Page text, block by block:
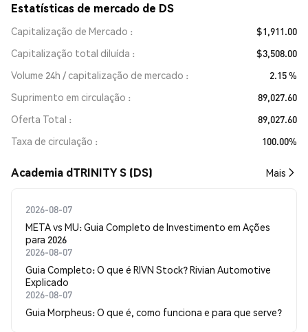
Estatísticas de mercado de DS
Capitalização de Mercado
$1,911.00
Capitalização total diluída
$3,508.00
Volume 24h / capitalização de mercado
2.15 %
Suprimento em circulação
89,027.60
Oferta Total
89,027.60
Taxa de circulação
100.00%
Academia dTRINITY S (DS) Mais
2026-08-07
META vs MU: Guia Completo de Investimento em Ações
para 2026
2026-08-07
Guia Completo: O que é RIVN Stock? Rivian Automotive
Explicado
2026-08-07
Guia Morpheus: O que é, como funciona e para que serve?